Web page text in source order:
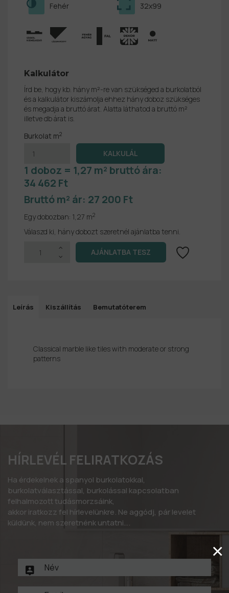
32x99
Fehér
Kalkulátor
Írd be, hogy kb. hány m²-re van szükséged a burkolatból
és a kalkulátor kiszámolja ehhez hány doboz szükséges
és megadja a bruttó árat. Alatta láthatod a bruttó m²
illetve db árat is.
Burkolat m2
1 doboz = 1,27 m² bruttó ára:
34 462 Ft
Bruttó m² ár: 27 200 Ft
Egy dobozban: 1,27 m2
Válaszd ki, hány dobozt szeretnél ajánlatba tenni.
Leírás Kiszállítás Bemutatóterem
Classical marble like tiles with moderate or strong
patterns
HÍRLEVÉL FELIRATKOZÁS
Ha érdekelnek a spanyol burkolatokkal,
burkolatválasztással, burkolással kapcsolatban
felhalmozott tudásmorzsáink,
akkor iratkozz fel hírlevelünkre. Ne aggódj, pár levelet
küldünk, nem szeretnénk untatni….
×